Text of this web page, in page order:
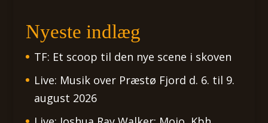
Nyeste indlæg
TF: Et scoop til den nye scene i skoven
Live: Musik over Præstø Fjord d. 6. til 9.
august 2026